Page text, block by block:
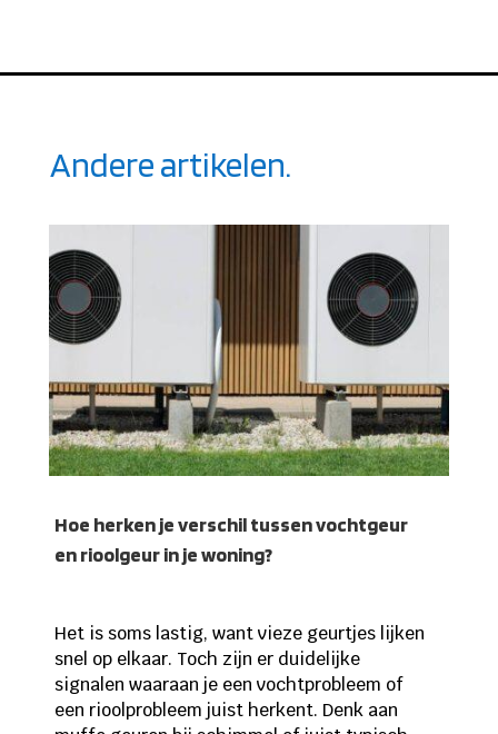
Andere artikelen.
Hoe herken je verschil tussen vochtgeur
en rioolgeur in je woning?
Het is soms lastig, want vieze geurtjes lijken
snel op elkaar. Toch zijn er duidelijke
signalen waaraan je een vochtprobleem of
een rioolprobleem juist herkent. Denk aan